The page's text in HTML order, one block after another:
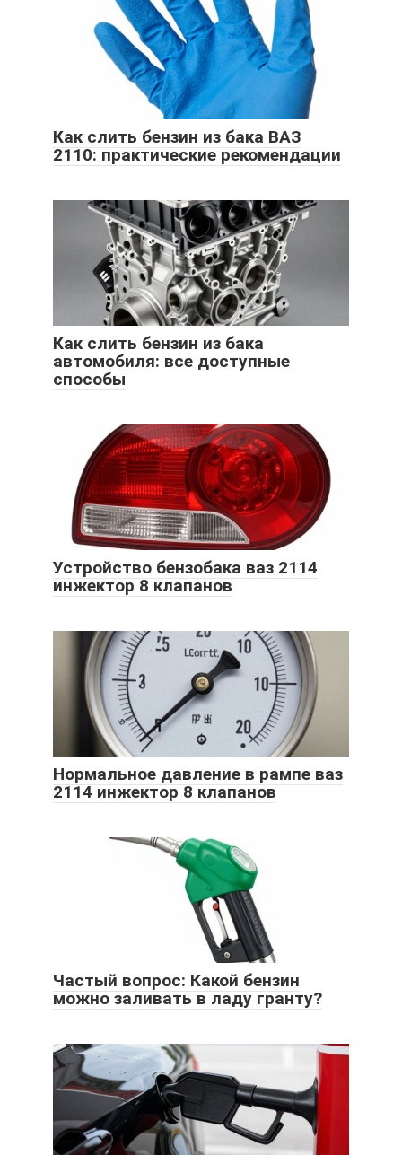
Как слить бензин из бака ВАЗ
2110: практические рекомендации
Как слить бензин из бака
автомобиля: все доступные
способы
Устройство бензобака ваз 2114
инжектор 8 клапанов
Нормальное давление в рампе ваз
2114 инжектор 8 клапанов
Частый вопрос: Какой бензин
можно заливать в ладу гранту?